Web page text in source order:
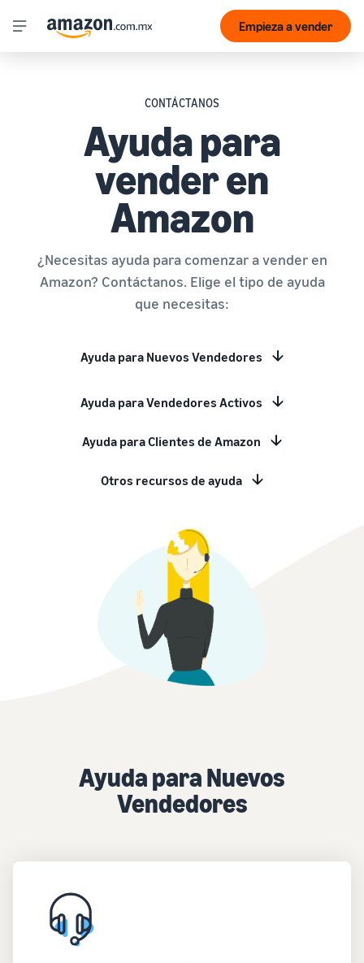
Empieza a vender
CONTÁCTANOS
Ayuda para
vender en
Amazon
¿Necesitas ayuda para comenzar a vender en
Amazon? Contáctanos. Elige el tipo de ayuda
que necesitas:
Ayuda para Nuevos Vendedores
Ayuda para Vendedores Activos
Ayuda para Clientes de Amazon
Otros recursos de ayuda
Ayuda para Nuevos
Vendedores